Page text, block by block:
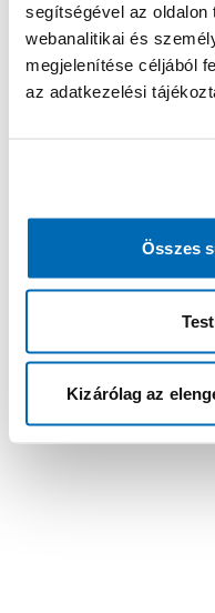
segítségével az oldalon
webanalitikai és
megjelenítése céljából
az adatkezelési
Összes
Kizárólag az